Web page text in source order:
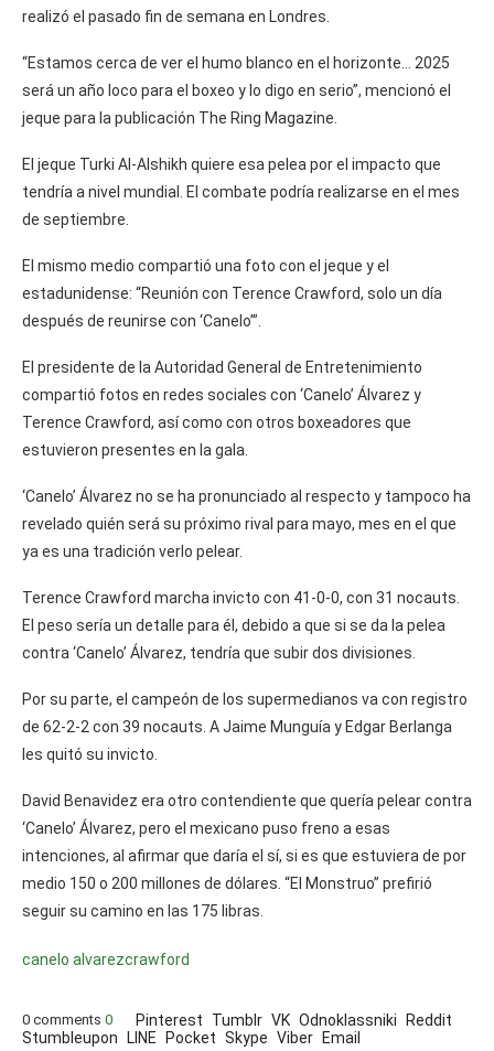
realizó el pasado fin de semana en Londres.
“Estamos cerca de ver el humo blanco en el horizonte… 2025
será un año loco para el boxeo y lo digo en serio”, mencionó el
jeque para la publicación The Ring Magazine.
El jeque Turki Al-Alshikh quiere esa pelea por el impacto que
tendría a nivel mundial. El combate podría realizarse en el mes
de septiembre.
El mismo medio compartió una foto con el jeque y el
estadunidense: “Reunión con Terence Crawford, solo un día
después de reunirse con ‘Canelo’”.
El presidente de la Autoridad General de Entretenimiento
compartió fotos en redes sociales con ‘Canelo’ Álvarez y
Terence Crawford, así como con otros boxeadores que
estuvieron presentes en la gala.
‘Canelo’ Álvarez no se ha pronunciado al respecto y tampoco ha
revelado quién será su próximo rival para mayo, mes en el que
ya es una tradición verlo pelear.
Terence Crawford marcha invicto con 41-0-0, con 31 nocauts.
El peso sería un detalle para él, debido a que si se da la pelea
contra ‘Canelo’ Álvarez, tendría que subir dos divisiones.
Por su parte, el campeón de los supermedianos va con registro
de 62-2-2 con 39 nocauts. A Jaime Munguía y Edgar Berlanga
les quitó su invicto.
David Benavidez era otro contendiente que quería pelear contra
‘Canelo’ Álvarez, pero el mexicano puso freno a esas
intenciones, al afirmar que daría el sí, si es que estuviera de por
medio 150 o 200 millones de dólares. “El Monstruo” prefirió
seguir su camino en las 175 libras.
canelo alvarezcrawford
0 comments 0 Pinterest Tumblr VK Odnoklassniki
Reddit
Stumbleupon
LINE Pocket Skype Viber Email